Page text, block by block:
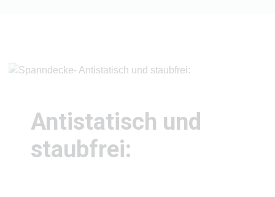
Antistatisch und
staubfrei: